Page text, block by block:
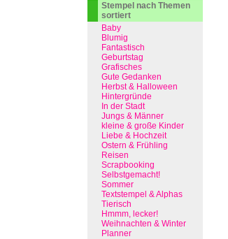
Stempel nach Themen
sortiert
Baby
Blumig
Fantastisch
Geburtstag
Grafisches
Gute Gedanken
Herbst & Halloween
Hintergründe
In der Stadt
Jungs & Männer
kleine & große Kinder
Liebe & Hochzeit
Ostern & Frühling
Reisen
Scrapbooking
Selbstgemacht!
Sommer
Textstempel & Alphas
Tierisch
Hmmm, lecker!
Weihnachten & Winter
Planner